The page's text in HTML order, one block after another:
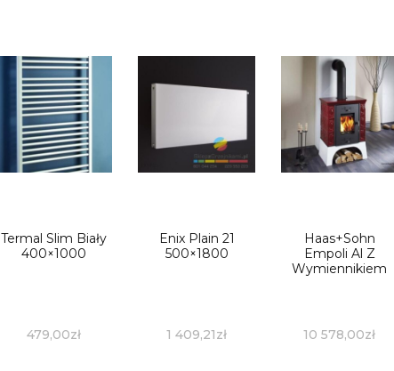
Termal Slim Biały
400×1000
479,00zł
Enix Plain 21
500×1800
1 409,21zł
Haas+Sohn
Empoli Al Z
Wymiennikiem
10 578,00zł